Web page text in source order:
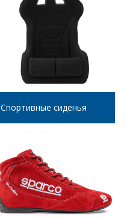
Спортивные сиденья